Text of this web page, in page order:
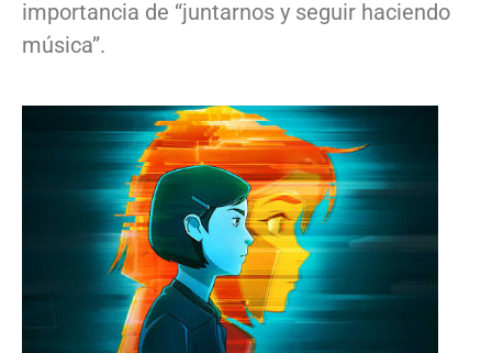
importancia de “juntarnos y seguir haciendo
música”.